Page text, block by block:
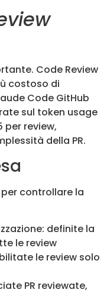
Code Review
costoso di
Code GitHub
sul token usage
per review,
della PR.
controllare la
definite la
le review
le review solo
PR reviewate,